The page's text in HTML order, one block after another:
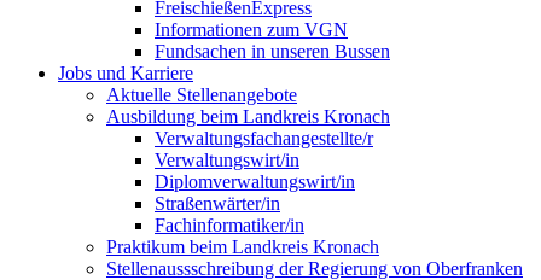
FreischießenExpress
Informationen zum VGN
Fundsachen in unseren Bussen
Jobs und Karriere
Aktuelle Stellenangebote
Ausbildung beim Landkreis Kronach
Verwaltungsfachangestellte/r
Verwaltungswirt/in
Diplomverwaltungswirt/in
Straßenwärter/in
Fachinformatiker/in
Praktikum beim Landkreis Kronach
Stellenaussschreibung der Regierung von Oberfranken